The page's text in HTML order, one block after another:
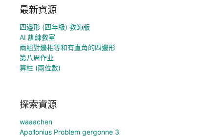
最新資源
四邉形 (四年級) 教師版
AI 訓練教室
兩組對邊相等和有直角的四邊形
第八周作业
算柱 (兩位數)
探索資源
waaachen
Apollonius Problem gergonne 3